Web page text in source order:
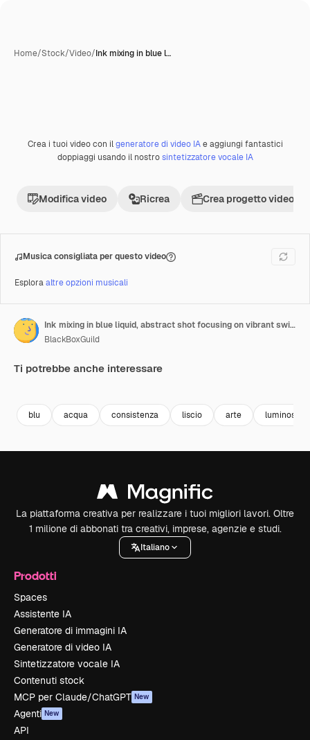
Home/Stock/Video/Ink mixing in blue l…
Premium
Crea i tuoi video con ilgeneratore di video IAe aggiungi fantastici
doppiaggi usando il nostrosintetizzatore vocale IA
Modifica video Ricrea Crea progetto video
Musica consigliata per questo video
Esploraaltre opzioni musicali
Ink mixing in blue liquid, abstract shot focusing on vibrant swirls and textures
BlackBoxGuild
Ti potrebbe anche interessare
blu acqua consistenza liscio arte luminoso
La piattaforma creativa per realizzare i tuoi migliori lavori. Oltre
1 milione di abbonati tra creativi, imprese, agenzie e studi.
Italiano
Prodotti
Spaces
Assistente IA
Generatore di immagini IA
Generatore di video IA
Sintetizzatore vocale IA
Contenuti stock
MCP per Claude/ChatGPT New
Agenti New
API